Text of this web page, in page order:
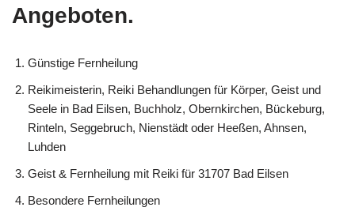
Angeboten.
Günstige Fernheilung
Reikimeisterin, Reiki Behandlungen für Körper, Geist und
Seele in Bad Eilsen, Buchholz, Obernkirchen, Bückeburg,
Rinteln, Seggebruch, Nienstädt oder Heeßen, Ahnsen,
Luhden
Geist & Fernheilung mit Reiki für 31707 Bad Eilsen
Besondere Fernheilungen